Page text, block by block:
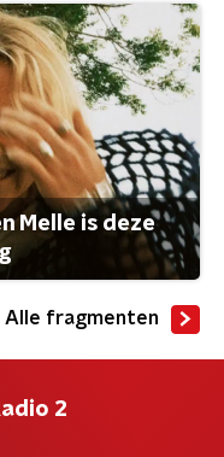
Melle is deze
Alle fragmenten
2